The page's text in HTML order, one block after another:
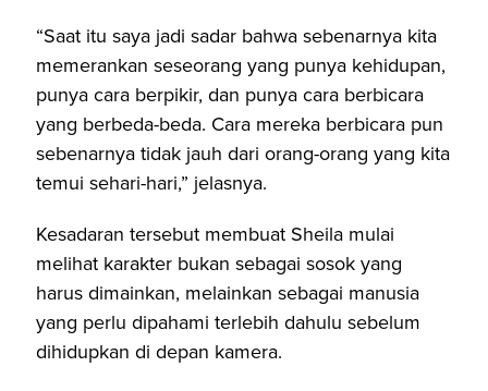
“Saat itu saya jadi sadar bahwa sebenarnya kita
memerankan seseorang yang punya kehidupan,
punya cara berpikir, dan punya cara berbicara
yang berbeda-beda. Cara mereka berbicara pun
sebenarnya tidak jauh dari orang-orang yang kita
temui sehari-hari,” jelasnya.
Kesadaran tersebut membuat Sheila mulai
melihat karakter bukan sebagai sosok yang
harus dimainkan, melainkan sebagai manusia
yang perlu dipahami terlebih dahulu sebelum
dihidupkan di depan kamera.